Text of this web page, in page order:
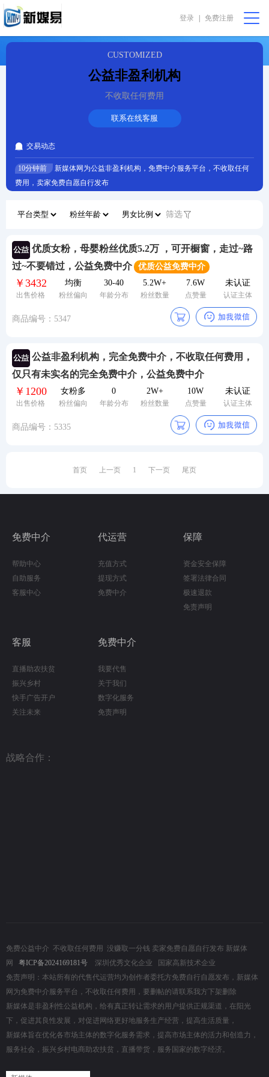
登录 免费注册
购物篮 [0] 我要代售
直播助农
振兴乡村
我要求购
24小时服务热线：
CUSTOMIZED
公益非盈利机构
不收取任何费用
联系在线客服
交易动态
10分钟前
新媒体网为公益非盈利机构，免费中介服务平台，不收取任何
费用，卖家免费自愿自行发布
筛选
优质女粉，母婴粉丝优质5.2万 ，可开橱窗，走过~路
过~不要错过，公益免费中介
优质公益免费中介
出售价格
￥3432
粉丝偏向
均衡
年龄分布
30-40
粉丝数量
5.2W+
点赞量
7.6W
认证主体
未认证
商品编号：5347
公益非盈利机构，完全免费中介，不收取任何费用，
仅只有未实名的完全免费中介，公益免费中介
出售价格
￥1200
粉丝偏向
女粉多
年龄分布
0
粉丝数量
2W+
点赞量
10W
认证主体
未认证
商品编号：5335
首页 上一页 1 下一页 尾页
免费中介
帮助中心
自助服务
客服中心
代运营
充值方式
提现方式
免费中介
保障
资金安全保障
签署法律合同
极速退款
免责声明
客服
直播助农扶贫
振兴乡村
快手广告开户
关注未来
免费中介
我要代售
关于我们
数字化服务
免责声明
战略合作：
免费公益中介 不收取任何费用 没赚取一分钱 卖家免费自愿自行发布 新媒体
网 粤ICP备2024169181号
深圳优秀文化企业 国家高新技术企业
免责声明：本站所有的代售代运营均为创作者委托方免费自行自愿发布，新媒体
网为免费中介服务平台，不收取任何费用，要删帖的请联系我方下架删除
新媒体是非盈利性公益机构，给有真正转让需求的用户提供正规渠道，在阳光
下，促进其良性发展，对促进网络更好地服务生产经营，提高生活质量，
新媒体旨在优化各市场主体的数字化服务需求，提高市场主体的活力和创造力，
服务社会，振兴乡村电商助农扶贫，直播带货，服务国家的数字经济。